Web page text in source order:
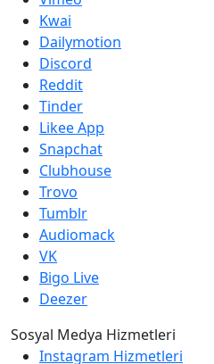
Kwai
Dailymotion
Discord
Reddit
Tinder
Likee App
Snapchat
Clubhouse
Trovo
Tumblr
Audiomack
VK
Bigo Live
Deezer
Sosyal Medya Hizmetleri
Instagram Hizmetleri